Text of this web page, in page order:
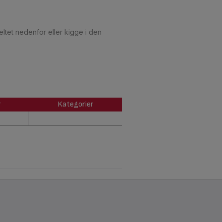
nedenfor eller kigge i den
Kategorier